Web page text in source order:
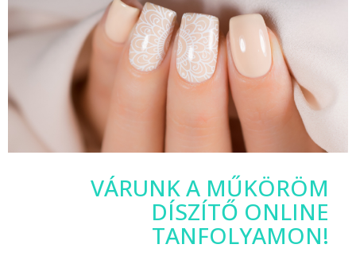
VÁRUNK A MŰKÖRÖM
DÍSZÍTŐ ONLINE
TANFOLYAMON!